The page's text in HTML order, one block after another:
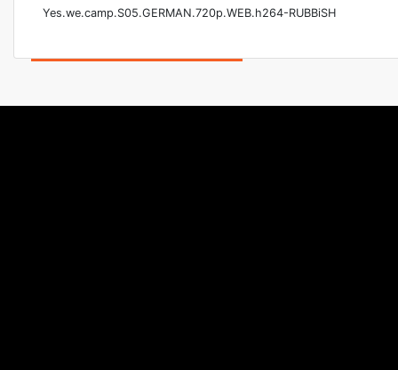
Yes.we.camp.S05.GERMAN.720p.WEB.h264-RUBBiSH